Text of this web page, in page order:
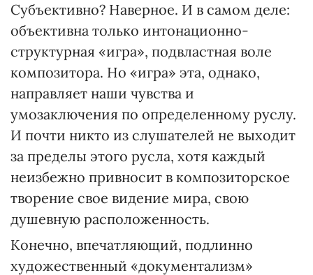
Субъективно? Наверное. И в самом деле:
объективна только интонационно-
структурная «игра», подвластная воле
композитора. Но «игра» эта, однако,
направляет наши чувства и
умозаключения по определенному руслу.
И почти никто из слушателей не выходит
за пределы этого русла, хотя каждый
неизбежно привносит в композиторское
творение свое видение мира, свою
душевную расположенность.
Конечно, впечатляющий, подлинно
художественный «документализм»